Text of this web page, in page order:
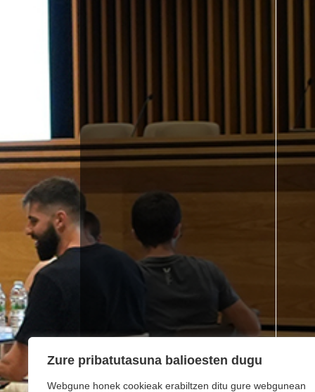
Zure pribatutasuna balioesten dugu
Webgune honek cookieak erabiltzen ditu gure webgunean